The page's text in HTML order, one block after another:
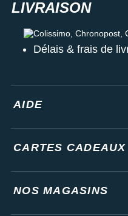
Colissimo, Chronopost,
Délais & frais de
AIDE
CARTES CADEAUX
NOS MAGASINS